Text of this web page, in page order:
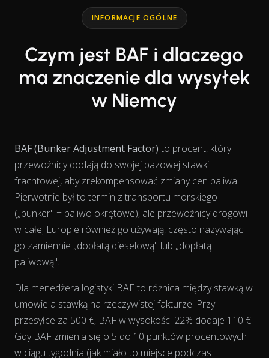
Line chart with 2 lines.
View as data table, Chart
INFORMACJE OGÓLNE
Czym jest BAF i dlaczego
ma znaczenie dla wysyłek
w Niemcy
BAF (Bunker Adjustment Factor) to procent, który
przewoźnicy dodają do swojej bazowej stawki
frachtowej, aby zrekompensować zmiany cen paliwa.
Pierwotnie był to termin z transportu morskiego
(„bunker" = paliwo okrętowe), ale przewoźnicy drogowi
w całej Europie również go używają, często nazywając
go zamiennie „dopłatą dieselową" lub „dopłatą
paliwową".
Dla menedżera logistyki BAF to różnica między stawką w
umowie a stawką na rzeczywistej fakturze. Przy
przesyłce za 500 €, BAF w wysokości 22% dodaje 110 €.
Gdy BAF zmienia się o 5 do 10 punktów procentowych
w ciągu tygodnia (jak miało to miejsce podczas